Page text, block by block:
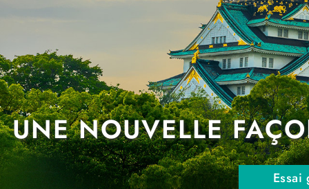
UNE NOUVELLE
Essai